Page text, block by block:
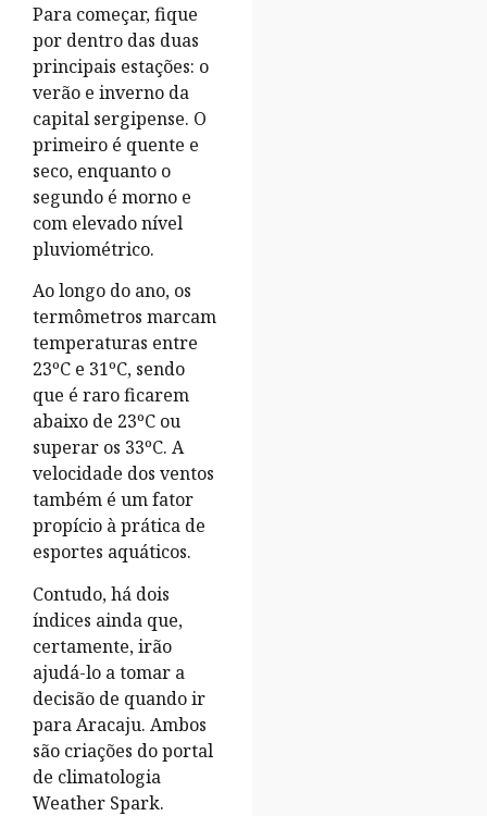
Para começar, fique
por dentro das duas
principais estações: o
verão e inverno da
capital sergipense. O
primeiro é quente e
seco, enquanto o
segundo é morno e
com elevado nível
pluviométrico.
Ao longo do ano, os
termômetros marcam
temperaturas entre
23ºC e 31ºC, sendo
que é raro ficarem
abaixo de 23ºC ou
superar os 33ºC. A
velocidade dos ventos
também é um fator
propício à prática de
esportes aquáticos.
Contudo, há dois
índices ainda que,
certamente, irão
ajudá-lo a tomar a
decisão de quando ir
para Aracaju. Ambos
são criações do portal
de climatologia
Weather Spark.